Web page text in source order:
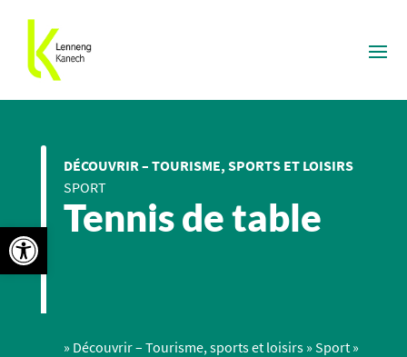
DÉCOUVRIR – TOURISME, SPORTS ET LOISIRS
SPORT
Tennis de table
» Découvrir – Tourisme, sports et loisirs » Sport »
Ouvrir la barre d’outils